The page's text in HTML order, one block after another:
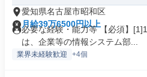
愛知県名古屋市昭和区
月給39万6500円以上
必要な経験・能力等 【必須】
は、企業等の情報システム部...
業界未経験歓迎 +4個